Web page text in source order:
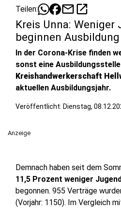
Teilen: mailopen_in_new
Kreis Unna: Weniger
beginnen Ausbildung
In der Corona-Krise finden
sonst eine
Kreishandwerkerschaft
aktuellen Ausbildungsjahr.
Veröffentlicht: Dienstag,
Anzeige
Demnach haben seit dem
11,5 Prozent weniger
begonnen. 955 Verträge
(Vorjahr: 1150). Im Vergleich